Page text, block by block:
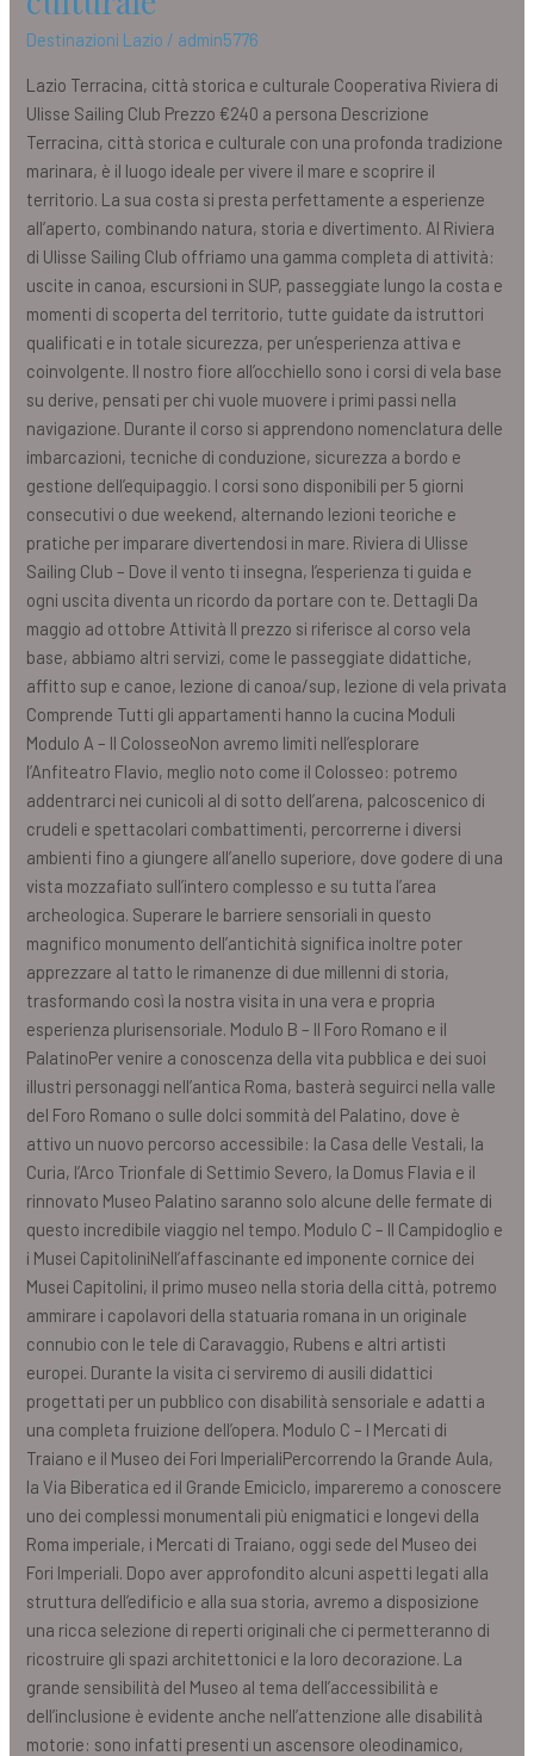
Destinazioni Lazio / admin5776
Lazio Terracina, città storica e culturale Cooperativa Riviera di
Ulisse Sailing Club Prezzo €240 a persona Descrizione
Terracina, città storica e culturale con una profonda tradizione
marinara, è il luogo ideale per vivere il mare e scoprire il
territorio. La sua costa si presta perfettamente a esperienze
all’aperto, combinando natura, storia e divertimento. Al Riviera
di Ulisse Sailing Club offriamo una gamma completa di attività:
uscite in canoa, escursioni in SUP, passeggiate lungo la costa e
momenti di scoperta del territorio, tutte guidate da istruttori
qualificati e in totale sicurezza, per un’esperienza attiva e
coinvolgente. Il nostro fiore all’occhiello sono i corsi di vela base
su derive, pensati per chi vuole muovere i primi passi nella
navigazione. Durante il corso si apprendono nomenclatura delle
imbarcazioni, tecniche di conduzione, sicurezza a bordo e
gestione dell’equipaggio. I corsi sono disponibili per 5 giorni
consecutivi o due weekend, alternando lezioni teoriche e
pratiche per imparare divertendosi in mare. Riviera di Ulisse
Sailing Club – Dove il vento ti insegna, l’esperienza ti guida e
ogni uscita diventa un ricordo da portare con te. Dettagli Da
maggio ad ottobre Attività Il prezzo si riferisce al corso vela
base, abbiamo altri servizi, come le passeggiate didattiche,
affitto sup e canoe, lezione di canoa/sup, lezione di vela privata
Comprende Tutti gli appartamenti hanno la cucina Moduli
Modulo A – Il ColosseoNon avremo limiti nell’esplorare
l’Anfiteatro Flavio, meglio noto come il Colosseo: potremo
addentrarci nei cunicoli al di sotto dell’arena, palcoscenico di
crudeli e spettacolari combattimenti, percorrerne i diversi
ambienti fino a giungere all’anello superiore, dove godere di una
vista mozzafiato sull’intero complesso e su tutta l’area
archeologica. Superare le barriere sensoriali in questo
magnifico monumento dell’antichità significa inoltre poter
apprezzare al tatto le rimanenze di due millenni di storia,
trasformando così la nostra visita in una vera e propria
esperienza plurisensoriale. Modulo B – Il Foro Romano e il
PalatinoPer venire a conoscenza della vita pubblica e dei suoi
illustri personaggi nell’antica Roma, basterà seguirci nella valle
del Foro Romano o sulle dolci sommità del Palatino, dove è
attivo un nuovo percorso accessibile: la Casa delle Vestali, la
Curia, l’Arco Trionfale di Settimio Severo, la Domus Flavia e il
rinnovato Museo Palatino saranno solo alcune delle fermate di
questo incredibile viaggio nel tempo. Modulo C – Il Campidoglio e
i Musei CapitoliniNell’affascinante ed imponente cornice dei
Musei Capitolini, il primo museo nella storia della città, potremo
ammirare i capolavori della statuaria romana in un originale
connubio con le tele di Caravaggio, Rubens e altri artisti
europei. Durante la visita ci serviremo di ausili didattici
progettati per un pubblico con disabilità sensoriale e adatti a
una completa fruizione dell’opera. Modulo C – I Mercati di
Traiano e il Museo dei Fori ImperialiPercorrendo la Grande Aula,
la Via Biberatica ed il Grande Emiciclo, impareremo a conoscere
uno dei complessi monumentali più enigmatici e longevi della
Roma imperiale, i Mercati di Traiano, oggi sede del Museo dei
Fori Imperiali. Dopo aver approfondito alcuni aspetti legati alla
struttura dell’edificio e alla sua storia, avremo a disposizione
una ricca selezione di reperti originali che ci permetteranno di
ricostruire gli spazi architettonici e la loro decorazione. La
grande sensibilità del Museo al tema dell’accessibilità e
dell’inclusione è evidente anche nell’attenzione alle disabilità
motorie: sono infatti presenti un ascensore oleodinamico,